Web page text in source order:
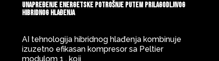
Unapređenje energetske potrošnje putem prilagodljivog
hibridnog hlađenja
AI tehnologija hibridnog hlađenja kombinuje
izuzetno efikasan kompresor sa Peltier
modulom 1 , koji